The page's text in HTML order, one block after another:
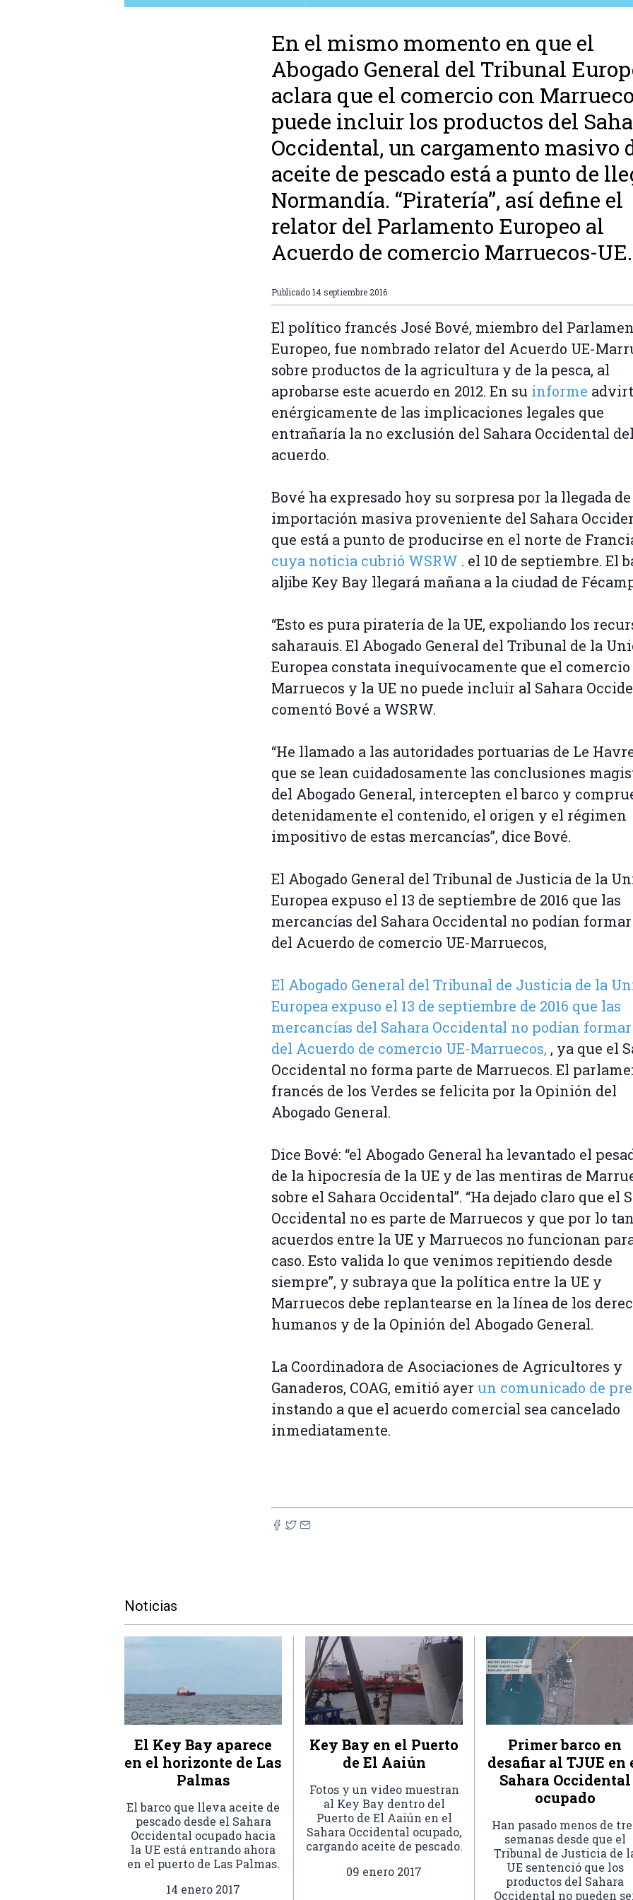
En el mismo momento en que el
Abogado General del Tribunal
aclara que el comercio con
puede incluir los productos del
Occidental, un cargamento masivo
aceite de pescado está a punto de
Normandía. “Piratería”, así define el
relator del Parlamento Europeo al
Acuerdo de comercio Marruecos-UE.
Publicado14 septiembre 2016
El político francés José Bové, miembro del
Europeo, fue nombrado relator del Acuerdo UE-
sobre productos de la agricultura y de la pesca, al
aprobarse este acuerdo en 2012. En su informe
enérgicamente de las implicaciones legales que
entrañaría la no exclusión del Sahara Occidental
acuerdo.
Bové ha expresado hoy su sorpresa por la llegada
importación masiva proveniente del Sahara
que está a punto de producirse en el norte de
cuya noticia cubrió WSRW . el 10 de septiembre. El
aljibe Key Bay llegará mañana a la ciudad de
“Esto es pura piratería de la UE, expoliando los
saharauis. El Abogado General del Tribunal de la
Europea constata inequívocamente que el
Marruecos y la UE no puede incluir al Sahara
comentó Bové a WSRW.
“He llamado a las autoridades portuarias de Le
que se lean cuidadosamente las conclusiones
del Abogado General, intercepten el barco y
detenidamente el contenido, el origen y el régimen
impositivo de estas mercancías”, dice Bové.
El Abogado General del Tribunal de Justicia de la
Europea expuso el 13 de septiembre de 2016 que las
mercancías del Sahara Occidental no podían
del Acuerdo de comercio UE-Marruecos,
El Abogado General del Tribunal de Justicia de la
Europea expuso el 13 de septiembre de 2016 que las
mercancías del Sahara Occidental no podían
del Acuerdo de comercio UE-Marruecos, , ya que el
Occidental no forma parte de Marruecos. El
francés de los Verdes se felicita por la Opinión del
Abogado General.
Dice Bové: “el Abogado General ha levantado el
de la hipocresía de la UE y de las mentiras de
sobre el Sahara Occidental”. “Ha dejado claro que el
Occidental no es parte de Marruecos y que por lo
acuerdos entre la UE y Marruecos no funcionan
caso. Esto valida lo que venimos repitiendo desde
siempre”, y subraya que la política entre la UE y
Marruecos debe replantearse en la línea de los
humanos y de la Opinión del Abogado General.
La Coordinadora de Asociaciones de Agricultores y
Ganaderos, COAG, emitió ayer un comunicado de
instando a que el acuerdo comercial sea cancelado
inmediatamente.
Noticias
El Key Bay aparece
en el horizonte de Las
Palmas
El barco que lleva aceite de
pescado desde el Sahara
Occidental ocupado hacia
la UE está entrando ahora
en el puerto de Las Palmas.
14 enero 2017
Key Bay en el Puerto
de El Aaiún
Fotos y un video muestran
al Key Bay dentro del
Puerto de El Aaiún en el
Sahara Occidental ocupado,
cargando aceite de pescado.
09 enero 2017
Primer barco en
desafiar al TJUE en
Sahara Occidental
ocupado
Han pasado menos de
semanas desde que el
Tribunal de Justicia de
UE sentenció que los
productos del Sahara
Occidental no pueden